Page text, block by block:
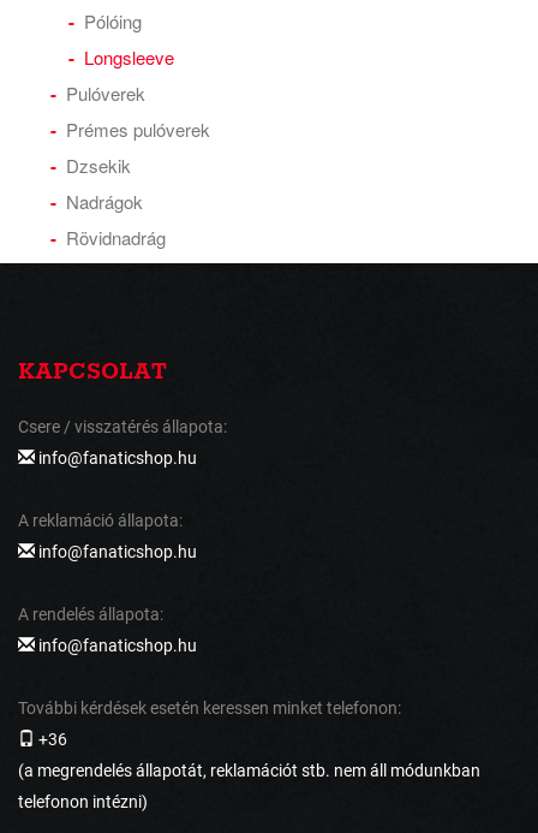
Pólóing
Longsleeve
Pulóverek
Prémes pulóverek
Dzsekik
Nadrágok
Rövidnadrág
KAPCSOLAT
Csere / visszatérés állapota:
info@fanaticshop.hu
A reklamáció állapota:
info@fanaticshop.hu
A rendelés állapota:
info@fanaticshop.hu
További kérdések esetén keressen minket telefonon:
+36
(a megrendelés állapotát, reklamációt stb. nem áll módunkban
telefonon intézni)